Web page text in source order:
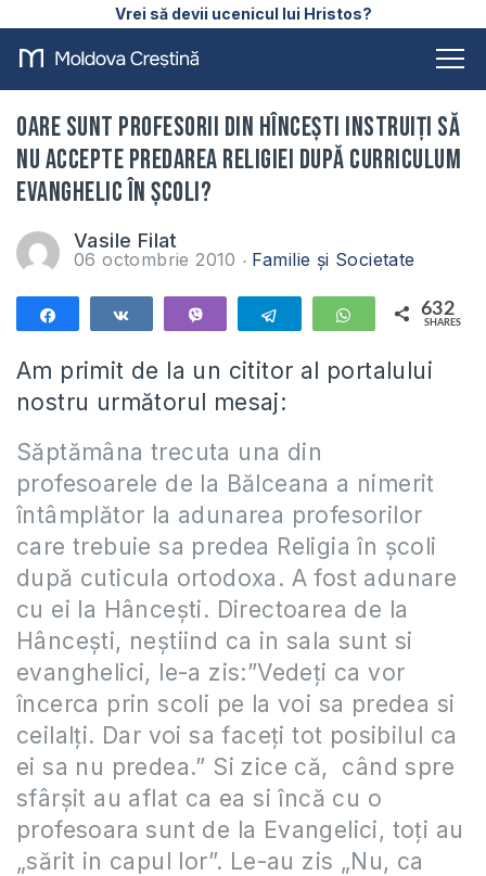
Vrei să devii ucenicul lui Hristos?
Oare sunt profesorii din Hînceşti instruiţi să
nu accepte predarea Religiei după curriculum
evanghelic în şcoli?
Vasile Filat
06 octombrie 2010 Familie și Societate
Telegram WhatsApp
632
SHARES
Am primit de la un cititor al portalului
nostru următorul mesaj:
Săptămâna trecuta una din
profesoarele de la Bălceana a nimerit
întâmplător la adunarea profesorilor
care trebuie sa predea Religia în şcoli
după cuticula ortodoxa. A fost adunare
cu ei la Hânceşti. Directoarea de la
Hânceşti, neștiind ca in sala sunt si
evanghelici, le-a zis:”Vedeți ca vor
încerca prin scoli pe la voi sa predea si
ceilalți. Dar voi sa faceți tot posibilul ca
ei sa nu predea.” Si zice că, când spre
sfârşit au aflat ca ea si încă cu o
profesoara sunt de la Evangelici, toți au
„sărit in capul lor”. Le-au zis „Nu, ca